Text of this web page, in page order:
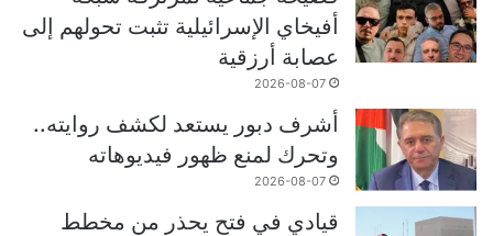
أفيخاي الإسرائيلية تثبت تحولهم إلى
عصابة أرزقية
2026-08-07
أشرف دبور يستعد لكشف روايته..
وتحرك لمنع ظهور فيديوهاته
2026-08-07
قيادي في فتح يحذر من مخطط